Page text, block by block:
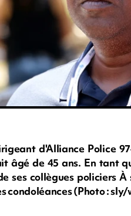
d'Alliance Police
âgé de 45 ans. En tant
ses collègues policiers
condoléances (Photo :